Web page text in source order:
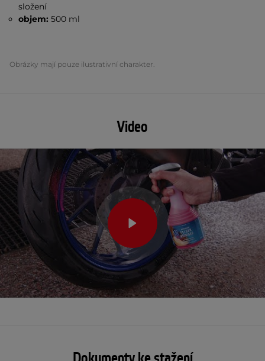
složení
objem:500 ml
Obrázky mají pouze ilustrativní charakter.
Video